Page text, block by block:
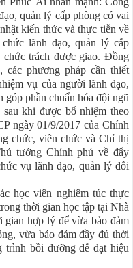
quản lý cấp phòng có vai
kiến thức và thực tiễn về
lãnh đạo, quản lý cấp
chức trách được giao. Đồng
phương pháp cần thiết
vụ của người lãnh đạo,
phần chuẩn hóa đội ngũ
khi được bổ nhiệm theo
ngày 01/9/2017 của Chính
chức, viên chức và Chỉ thị
tướng Chính phủ về đẩy
vụ lãnh đạo, quản lý đối
học viên nghiêm túc thực
thời gian học tập tại Nhà
gian hợp lý để vừa bảo đảm
vừa bảo đảm đầy đủ thời
trình bồi dưỡng để đạt hiệu